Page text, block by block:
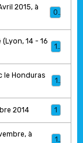
2015, à
0
14 - 16
1
le Honduras
1
2014 1
à
1